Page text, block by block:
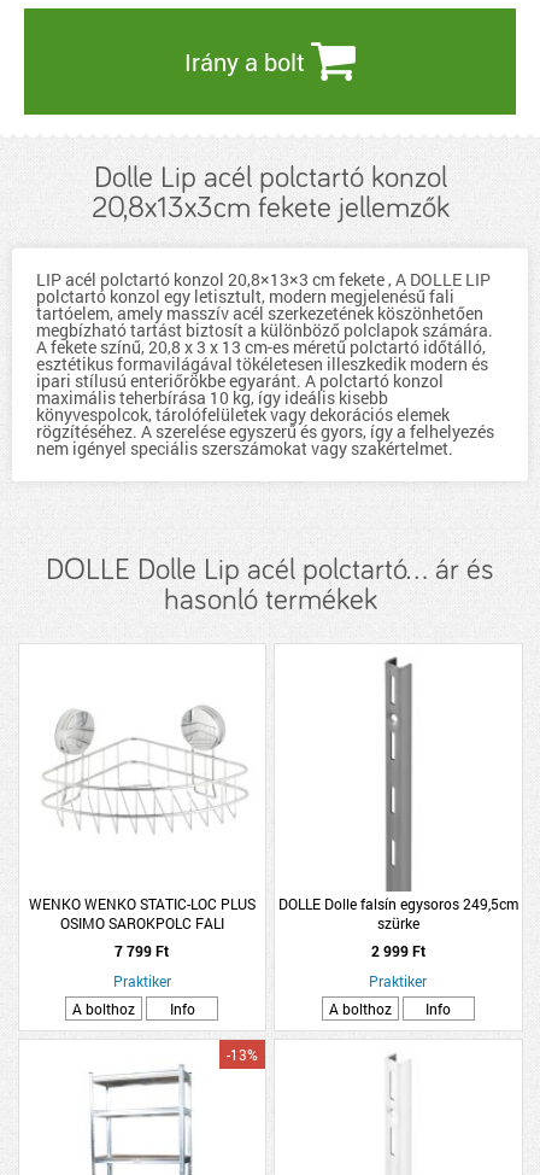
Irány a bolt
Dolle Lip acél polctartó konzol
20,8x13x3cm fekete jellemzők
LIP acél polctartó konzol 20,8×13×3 cm fekete , A DOLLE LIP
polctartó konzol egy letisztult, modern megjelenésű fali
tartóelem, amely masszív acél szerkezetének köszönhetően
megbízható tartást biztosít a különböző polclapok számára.
A fekete színű, 20,8 x 3 x 13 cm-es méretű polctartó időtálló,
esztétikus formavilágával tökéletesen illeszkedik modern és
ipari stílusú enteriőrökbe egyaránt. A polctartó konzol
maximális teherbírása 10 kg, így ideális kisebb
könyvespolcok, tárolófelületek vagy dekorációs elemek
rögzítéséhez. A szerelése egyszerű és gyors, így a felhelyezés
nem igényel speciális szerszámokat vagy szakértelmet.
DOLLE Dolle Lip acél polctartó... ár és
hasonló termékek
WENKO WENKO STATIC-LOC PLUS
OSIMO SAROKPOLC FALI
26,5X13,5X19CM ACÉL KRÓM SZÍNŰ
7 799 Ft
Praktiker
A bolthoz
Info
DOLLE Dolle falsín egysoros 249,5cm
szürke
2 999 Ft
Praktiker
A bolthoz
Info
-13%